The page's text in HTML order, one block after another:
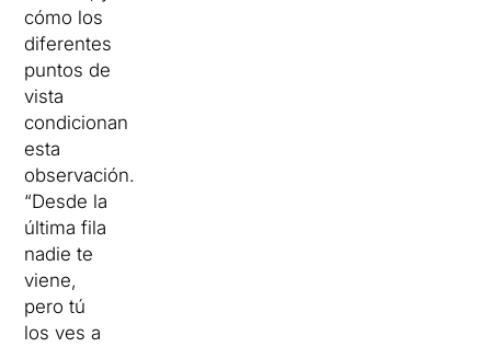
cómo los
diferentes
puntos de
vista
condicionan
esta
observación.
“Desde la
última fila
nadie te
viene,
pero tú
los ves a